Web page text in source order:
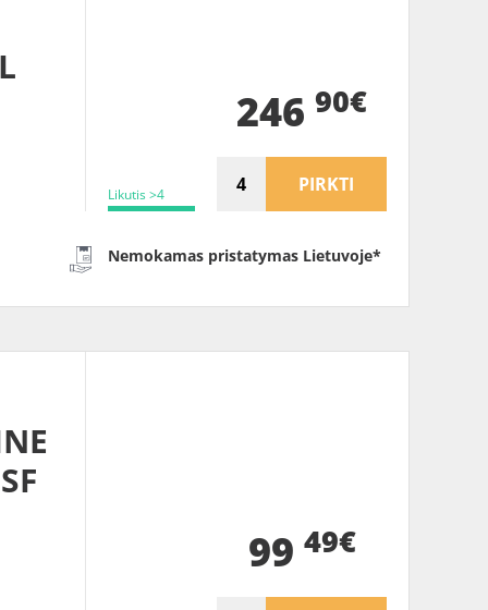
Likutis >4
246 90€
PIRKTI
Nemokamas pristatymas Lietuvoje*
99 49€